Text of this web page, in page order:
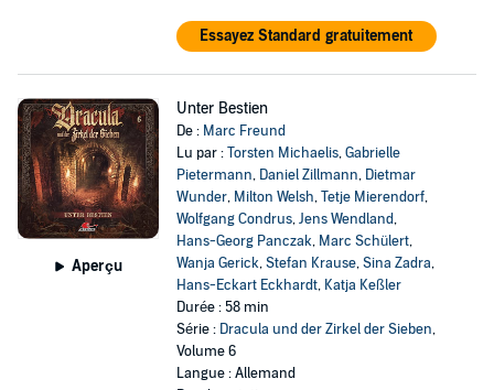
Essayez Standard gratuitement
Aperçu
Unter Bestien
De : Marc Freund
Lu par :Torsten Michaelis,Gabrielle
Pietermann, Daniel Zillmann, Dietmar
Wunder, Milton Welsh,Tetje Mierendorf,
Wolfgang Condrus,Jens Wendland,
Hans-Georg Panczak, Marc Schülert,
Wanja Gerick,Stefan Krause,Sina Zadra,
Hans-Eckart Eckhardt, Katja Keßler
Durée : 58 min
Série : Dracula und der Zirkel der Sieben,
Volume 6
Langue : Allemand